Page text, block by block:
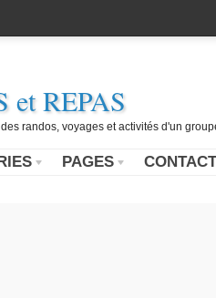
et REPAS
randos, voyages et activités d'un
PAGES CONTACT